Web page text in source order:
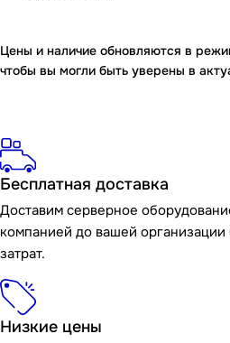
Цены и наличие обновляются в
чтобы вы могли быть уверены в
Бесплатная доставка
Доставим серверное
компанией до вашей
затрат.
Низкие цены